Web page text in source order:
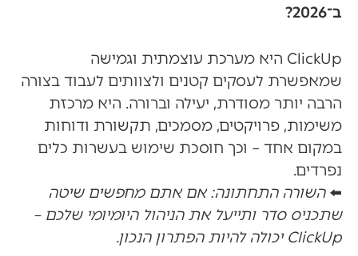
ב־2026?
ClickUp היא מערכת עוצמתית וגמישה
שמאפשרת לעסקים קטנים ולצוותים לעבוד בצורה
הרבה יותר מסודרת, יעילה וברורה. היא מרכזת
משימות, פרויקטים, מסמכים, תקשורת ודוחות
במקום אחד – וכך חוסכת שימוש בעשרות כלים
נפרדים.
⬅️השורה התחתונה: אם אתם מחפשים שיטה
שתכניס סדר ותייעל את הניהול היומיומי שלכם –
ClickUp יכולה להיות הפתרון הנכון.